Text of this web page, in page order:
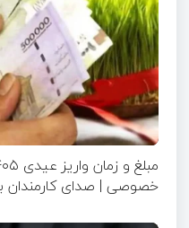
خصوصی | صدای کارمندان